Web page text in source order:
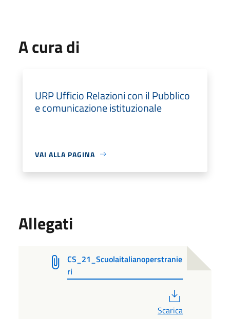
A cura di
URP Ufficio Relazioni con il Pubblico
e comunicazione istituzionale
VAI ALLA PAGINA
Allegati
CS_21_Scuolaitalianoperstranie
ri
Scarica